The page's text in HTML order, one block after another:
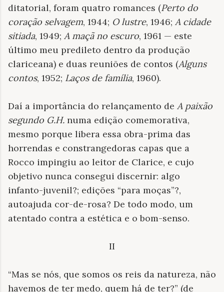
ditatorial, foram quatro romances (Perto do
coração selvagem, 1944; O lustre, 1946; A cidade
sitiada, 1949; A maçã no escuro, 1961 — este
último meu predileto dentro da produção
clariceana) e duas reuniões de contos (Alguns
contos, 1952; Laços de família, 1960).
Daí a importância do relançamento de A paixão
segundo G.H. numa edição comemorativa,
mesmo porque libera essa obra-prima das
horrendas e constrangedoras capas que a
Rocco impingiu ao leitor de Clarice, e cujo
objetivo nunca consegui discernir: algo
infanto-juvenil?; edições “para moças”?,
autoajuda cor-de-rosa? De todo modo, um
atentado contra a estética e o bom-senso.
II
“Mas se nós, que somos os reis da natureza, não
havemos de ter medo, quem há de ter?” (de